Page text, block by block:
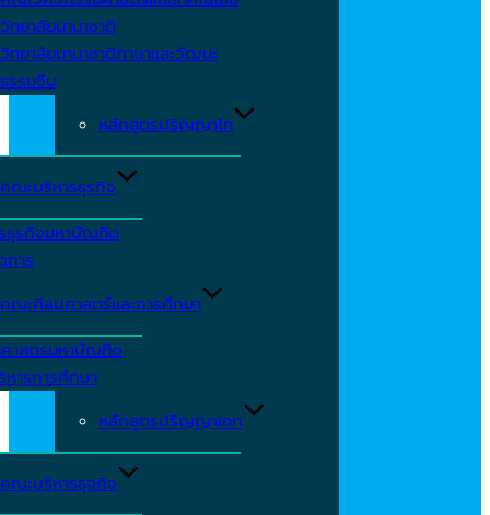
วิทยาลัยนานาชาติ
วิทยาลัยนานาชาติภาษาและวัฒนะ
ธรรมจีน
หลักสูตรปริญญาโท
คณะบริหารธุรกิจ
ธุรกิจมหาบัณฑิต
การ
คณะศิลปศาสตร์และการศึกษา
าสตรมหาบัณฑิต
หารการศึกษา
หลักสูตรปริญญาเอก
คณะบริหารธุจกิจ